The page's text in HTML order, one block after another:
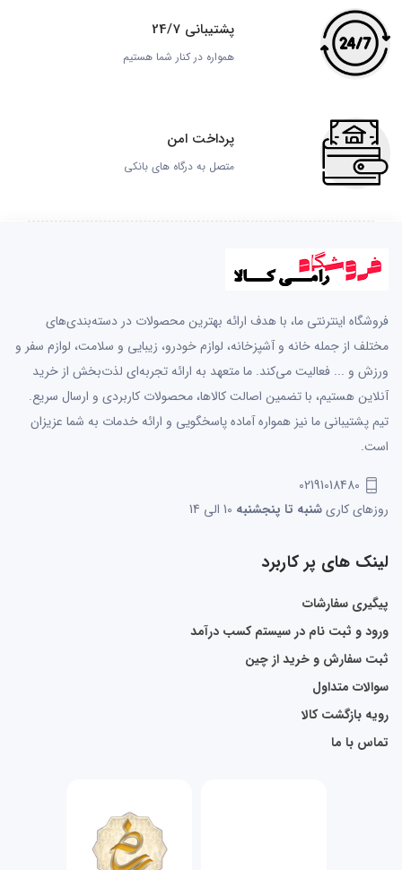
پشتیبانی 24/7
همواره در کنار شما هستیم
پرداخت امن
متصل به درگاه های بانکی
فروشگاه اینترنتی ما، با هدف ارائه بهترین محصولات در دسته‌بندی‌های
مختلف از جمله خانه و آشپزخانه، لوازم خودرو، زیبایی و سلامت، لوازم سفر و
ورزش و ... فعالیت می‌کند. ما متعهد به ارائه تجربه‌ای لذت‌بخش از خرید
آنلاین هستیم، با تضمین اصالت کالاها، محصولات کاربردی و ارسال سریع.
تیم پشتیبانی ما نیز همواره آماده پاسخگویی و ارائه خدمات به شما عزیزان
است.
02191018480
روزهای کاریشنبه تا پنجشنبه
لینک های پر کاربرد
پیگیری سفارشات
ورود و ثبت نام در سیستم کسب درآمد
ثبت سفارش و خرید از چین
سوالات متداول
رویه بازگشت کالا
تماس با ما